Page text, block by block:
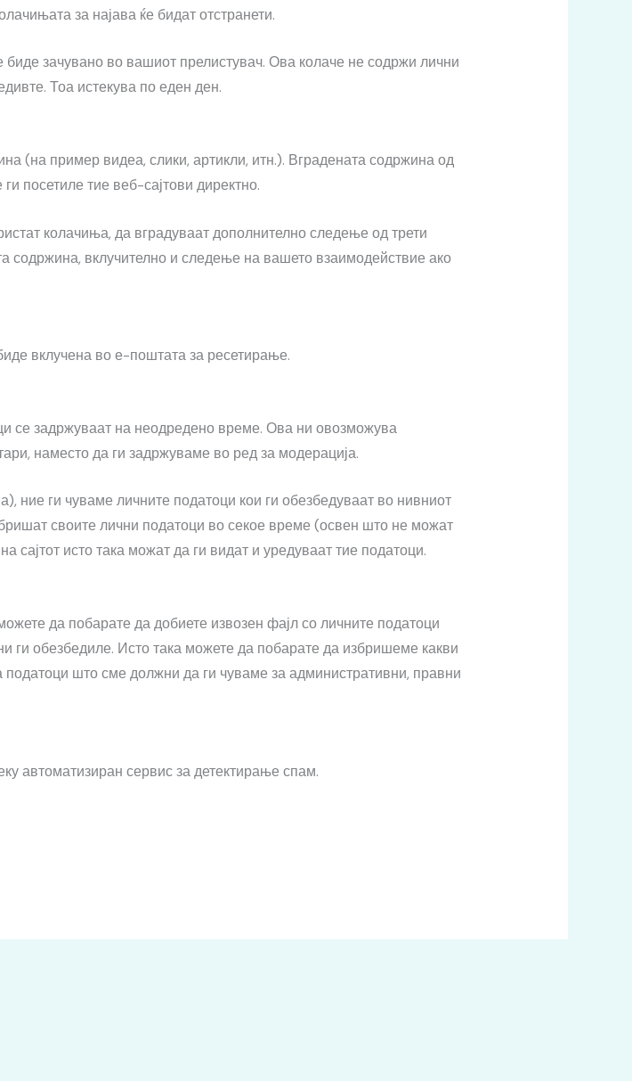
за најава ќе бидат отстранети.
биде зачувано во вашиот прелистувач. Ова колаче не содржи лични
Тоа истекува по еден ден.
(на пример видеа, слики, артикли, итн.). Вградената содржина од
посетиле тие веб-сајтови директно.
колачиња, да вградуваат дополнително следење од трети
содржина, вклучително и следење на вашето взаимодействие ако
вклучена во е-поштата за ресетирање.
се задржуваат на неодредено време. Ова ни овозможува
наместо да ги задржуваме во ред за модерација.
ние ги чуваме личните податоци кои ги обезбедуваат во нивниот
своите лични податоци во секое време (освен што не можат
сајтот исто така можат да ги видат и уредуваат тие податоци.
да побарате да добиете извозен фајл со личните податоци
ги обезбедиле. Исто така можете да побарате да избришеме какви
што сме должни да ги чуваме за административни, правни
автоматизиран сервис за детектирање спам.